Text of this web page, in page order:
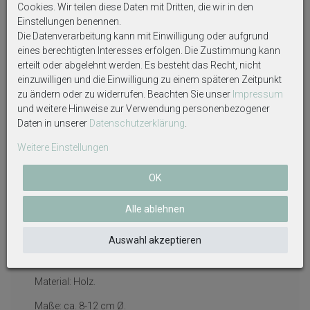
Maße Windlicht: 7,5 x 9 cm.
Dekoriert mit Spitzen Band in Creme, Velvet Band Salbei,
und einem Holzherz mit der Inschrift "Love".
500g GRANULAT WEISS & HOLZHERZEN IN
VERSCH. GRÖSSEN ALS STREUDEKO.
6 Mittlere Holzherzen: 4,8cm.
12 Kleine Holzherzen: 2,4cm.
Material: Holz.
Maße: ca. 8-12 cm Ø.
Cookies. Wir teilen diese Daten mit Dritten, die wir in den
Einstellungen benennen.
Die Datenverarbeitung kann mit Einwilligung oder aufgrund
eines berechtigten Interesses erfolgen. Die Zustimmung kann
erteilt oder abgelehnt werden. Es besteht das Recht, nicht
einzuwilligen und die Einwilligung zu einem späteren Zeitpunkt
zu ändern oder zu widerrufen. Beachten Sie unser Impressum
und weitere Hinweise zur Verwendung personenbezogener
Daten in unserer Daten­schutz­erklärung
Weitere Einstellungen
OK
Alle ablehnen
Auswahl akzeptieren